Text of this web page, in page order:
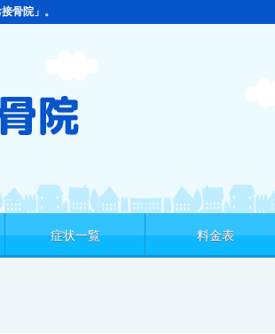
骨院」。
症状一覧 料金表